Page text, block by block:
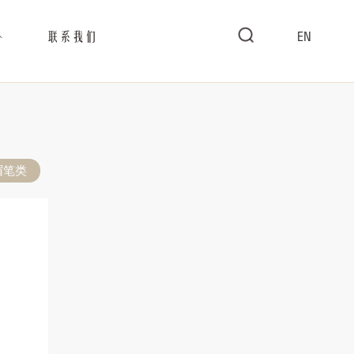
联系我们 EN
笔类